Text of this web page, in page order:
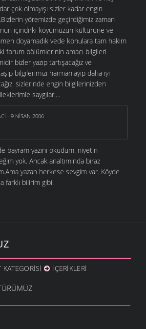
çok olmayışı sizler kadar engin
yöremizde geçirdiğimiz zaman
içindirki köyümüzün kültürüne ve
doyamadık vede konulara tam hakim
forum bölümlerinin amacı bilgileri
bizler yazıp tartışacağız ve
bilgilerimizi harmanlayıp daha iyi
sizlerinde engin bilgilerinizden
saygılar....
- 9 NISAN 2006
bayram yazını okudum. niyetin
yok. Ancak analtımında biraz
yazan herkese sevgim var. Köyde
farklı bilirim gibi.
KATEGORISI İÇERIKLERI